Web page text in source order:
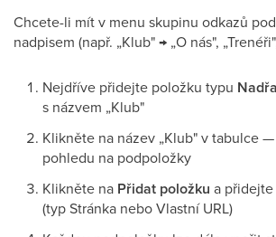
Chcete-li mít v menu skupinu odkazů
nadpisem (např. „Klub" → „O nás",
Nejdříve přidejte položku typu
s názvem „Klub"
Klikněte na název „Klub" v tabulce
pohledu na podpoložky
Klikněte na Přidat položku a
(typ Stránka nebo Vlastní URL)